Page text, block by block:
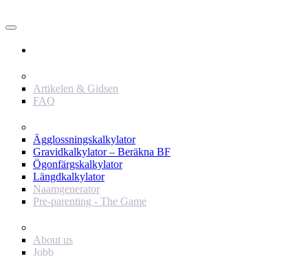
Artikelen & Gidsen
FAQ
Ägglossningskalkylator
Gravidkalkylator – Beräkna BF
Ögonfärgskalkylator
Längdkalkylator
Naamgenerator
Pre-parenting - The Game
About us
Jobb